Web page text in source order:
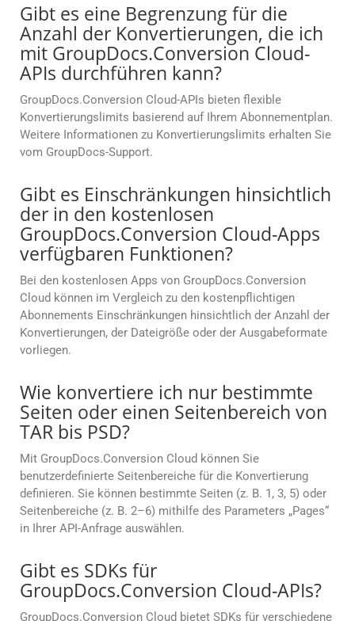
Gibt es eine Begrenzung für die
Anzahl der Konvertierungen, die ich
mit GroupDocs.Conversion Cloud-
APIs durchführen kann?
GroupDocs.Conversion Cloud-APIs bieten flexible
Konvertierungslimits basierend auf Ihrem Abonnementplan.
Weitere Informationen zu Konvertierungslimits erhalten Sie
vom GroupDocs-Support.
Gibt es Einschränkungen hinsichtlich
der in den kostenlosen
GroupDocs.Conversion Cloud-Apps
verfügbaren Funktionen?
Bei den kostenlosen Apps von GroupDocs.Conversion
Cloud können im Vergleich zu den kostenpflichtigen
Abonnements Einschränkungen hinsichtlich der Anzahl der
Konvertierungen, der Dateigröße oder der Ausgabeformate
vorliegen.
Wie konvertiere ich nur bestimmte
Seiten oder einen Seitenbereich von
TAR bis PSD?
Mit GroupDocs.Conversion Cloud können Sie
benutzerdefinierte Seitenbereiche für die Konvertierung
definieren. Sie können bestimmte Seiten (z. B. 1, 3, 5) oder
Seitenbereiche (z. B. 2–6) mithilfe des Parameters „Pages“
in Ihrer API-Anfrage auswählen.
Gibt es SDKs für
GroupDocs.Conversion Cloud-APIs?
GroupDocs.Conversion Cloud bietet SDKs für verschiedene